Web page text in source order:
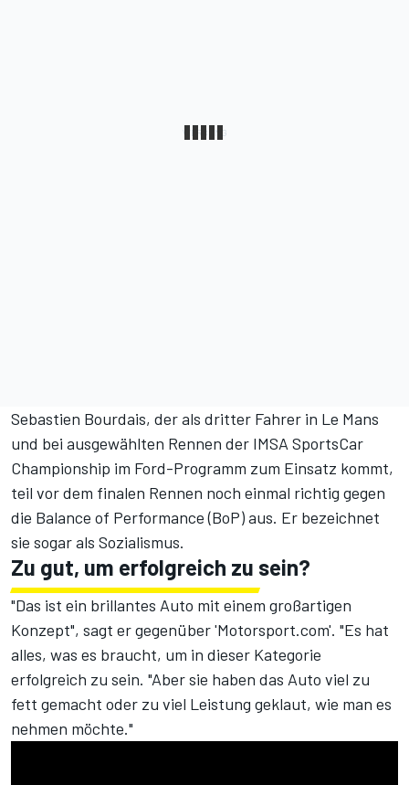
Sebastien Bourdais, der als dritter Fahrer in Le Mans
und bei ausgewählten Rennen der IMSA SportsCar
Championship im Ford-Programm zum Einsatz kommt,
teil vor dem finalen Rennen noch einmal richtig gegen
die Balance of Performance (BoP) aus. Er bezeichnet
sie sogar als Sozialismus.
Zu gut, um erfolgreich zu sein?
"Das ist ein brillantes Auto mit einem großartigen
Konzept", sagt er gegenüber 'Motorsport.com'. "Es hat
alles, was es braucht, um in dieser Kategorie
erfolgreich zu sein. "Aber sie haben das Auto viel zu
fett gemacht oder zu viel Leistung geklaut, wie man es
nehmen möchte."